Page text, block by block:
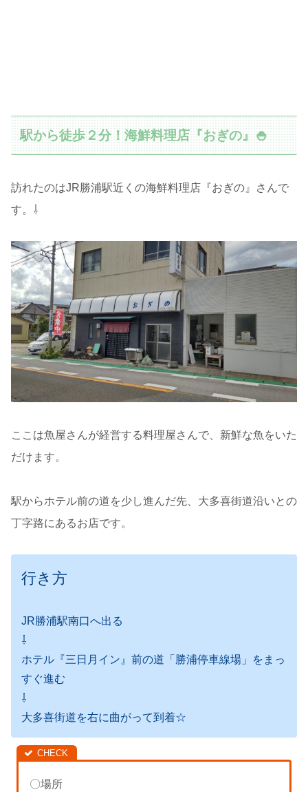
駅から徒歩２分！海鮮料理店『おぎの』🍚
訪れたのはJR勝浦駅近くの海鮮料理店『おぎの』さんで
す。⇩
ここは魚屋さんが経営する料理屋さんで、新鮮な魚をいた
だけます。
駅からホテル前の道を少し進んだ先、大多喜街道沿いとの
丁字路にあるお店です。
行き方
JR勝浦駅南口へ出る
⇩
ホテル『三日月イン』前の道「勝浦停車線場」をまっ
すぐ進む
⇩
大多喜街道を右に曲がって到着☆
〇場所